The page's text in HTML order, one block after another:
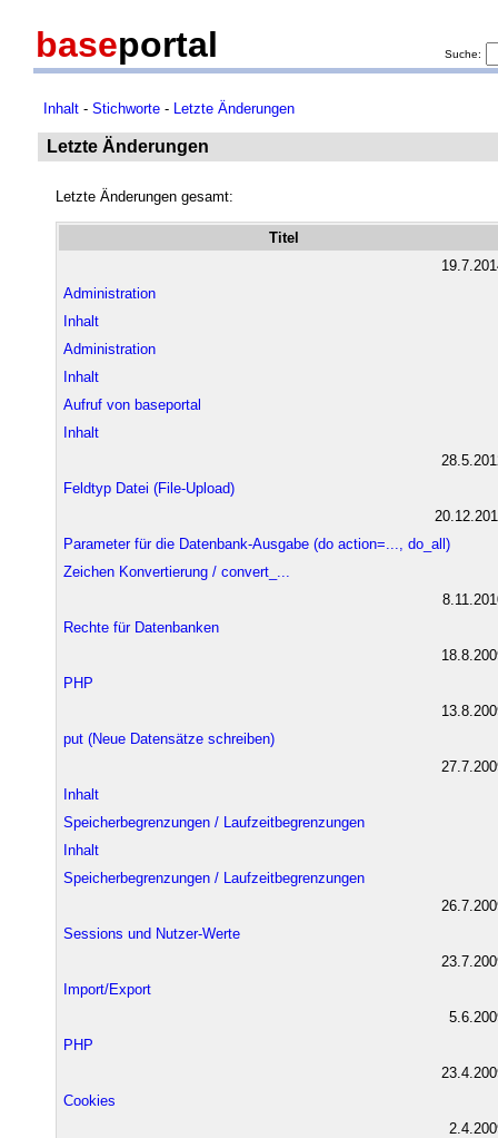
baseportal Suche:
Inhalt - Stichworte - Letzte Änderungen
Letzte Änderungen
Letzte Änderungen gesamt:
Titel
Administration
Inhalt
Administration
Inhalt
Aufruf von baseportal
Inhalt
Feldtyp Datei (File-Upload)
Parameter für die Datenbank-Ausgabe (do action=..., do_all)
Zeichen Konvertierung / convert_...
Rechte für Datenbanken
PHP
put (Neue Datensätze schreiben)
Inhalt
Speicherbegrenzungen / Laufzeitbegrenzungen
Inhalt
Speicherbegrenzungen / Laufzeitbegrenzungen
Sessions und Nutzer-Werte
Import/Export
PHP
Cookies